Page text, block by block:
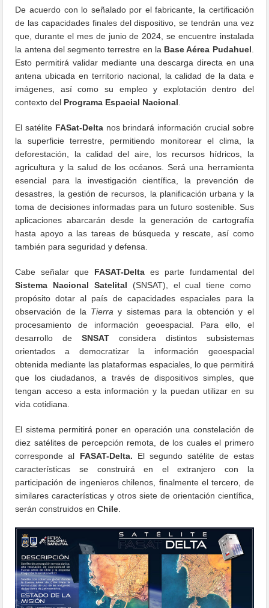
De acuerdo con lo señalado por el fabricante, la certificación
de las capacidades finales del dispositivo, se tendrán una vez
que, durante el mes de junio de 2024, se encuentre instalada
la antena del segmento terrestre en la Base Aérea Pudahuel
Esto permitirá validar mediante una descarga directa en una
antena ubicada en territorio nacional, la calidad de la data e
imágenes, así como su empleo y explotación dentro del
contexto del Programa Espacial Nacional
El satélite FASat-Deltanos brindará información crucial sobre
la superficie terrestre, permitiendo monitorear el clima, la
deforestación, la calidad del aire, los recursos hídricos, la
agricultura y la salud de los océanos. Será una herramienta
esencial para la investigación científica, la prevención de
desastres, la gestión de recursos, la planificación urbana y la
toma de decisiones informadas para un futuro sostenible. Sus
aplicaciones abarcarán desde la generación de cartografía
hasta apoyo a las tareas de búsqueda y rescate, así como
también para seguridad y defensa.
Cabe señalar que FASAT-Delta es parte fundamental del
Sistema Nacional Satelital (SNSAT), el cual tiene como
propósito dotar al país de capacidades espaciales para la
observación de la Tierra y sistemas para la obtención y el
procesamiento de información geoespacial. Para ello, el
desarrollo deSNSAT considera distintos subsistemas
orientados a democratizar la información geoespacial
obtenida mediante las plataformas espaciales, lo que permitirá
que los ciudadanos, a través de dispositivos simples, que
tengan acceso a esta información y la puedan utilizar en su
vida cotidiana.
El sistema permitirá poner en operación una constelación de
diez satélites de percepción remota, de los cuales el primero
corresponde al FASAT-Delta. El segundo satélite de estas
características se construirá en el extranjero con la
participación de ingenieros chilenos, finalmente el tercero, de
similares características y otros siete de orientación científica,
serán construidos enChile